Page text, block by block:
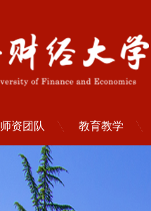
师资团队 教育教学